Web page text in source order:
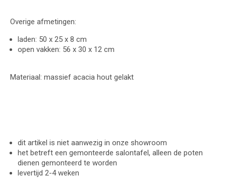
Overige afmetingen:
laden: 50 x 25 x 8 cm
open vakken: 56 x 30 x 12 cm
Materiaal: massief acacia hout gelakt
dit artikel is niet aanwezig in onze showroom
het betreft een gemonteerde salontafel, alleen de poten
dienen gemonteerd te worden
levertijd 2-4 weken